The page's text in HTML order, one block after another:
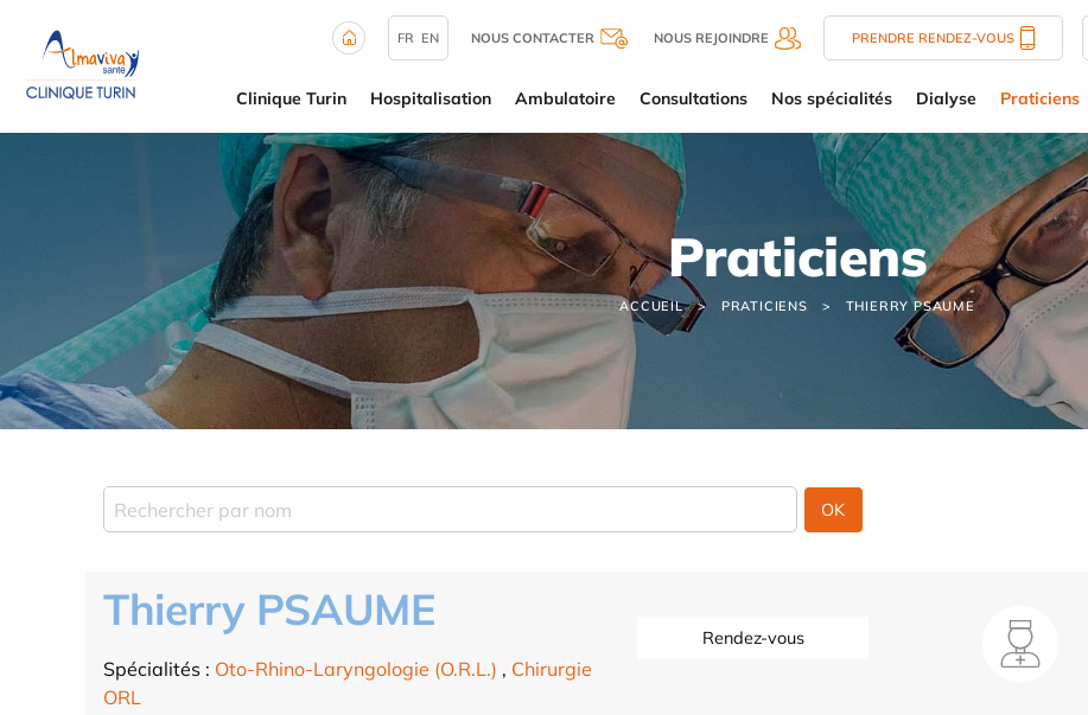
FR EN NOUS CONTACTER NOUS REJOINDRE PRENDRE RENDEZ-VOUS
Clinique Turin Hospitalisation Ambulatoire Consultations Nos spécialités Dialyse Praticiens
Praticiens
ACCUEIL PRATICIENS THIERRY PSAUME
Thierry PSAUME
Spécialités : Oto-Rhino-Laryngologie (O.R.L.) , Chirurgie
ORL
Rendez-vous